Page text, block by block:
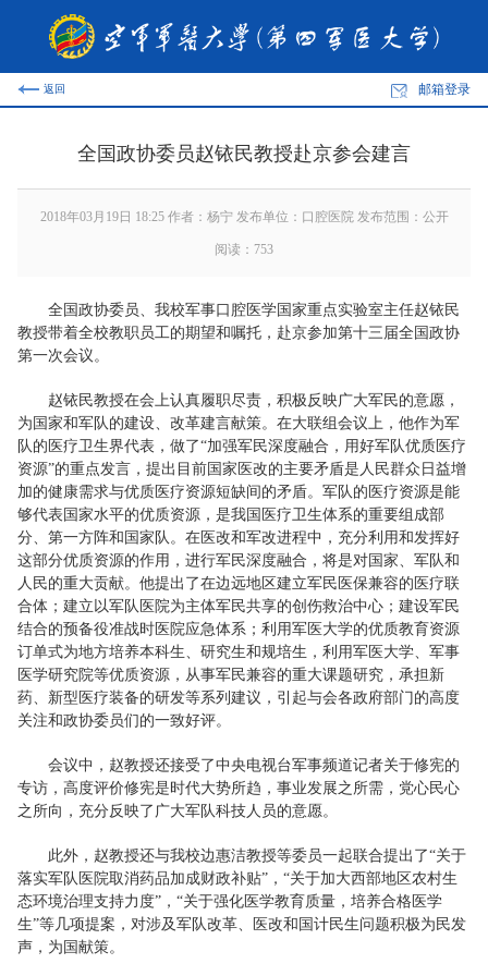
返回 邮箱登录
全国政协委员赵铱民教授赴京参会建言
2018年03月19日 18:25 作者：杨宁 发布单位：口腔医院 发布范围：公开
阅读： 753
全国政协委员、我校军事口腔医学国家重点实验室主任赵铱民
教授带着全校教职员工的期望和嘱托，赴京参加第十三届全国政协
第一次会议。
赵铱民教授在会上认真履职尽责，积极反映广大军民的意愿，
为国家和军队的建设、改革建言献策。在大联组会议上，他作为军
队的医疗卫生界代表，做了“加强军民深度融合，用好军队优质医疗
资源”的重点发言，提出目前国家医改的主要矛盾是人民群众日益增
加的健康需求与优质医疗资源短缺间的矛盾。军队的医疗资源是能
够代表国家水平的优质资源，是我国医疗卫生体系的重要组成部
分、第一方阵和国家队。在医改和军改进程中，充分利用和发挥好
这部分优质资源的作用，进行军民深度融合，将是对国家、军队和
人民的重大贡献。他提出了在边远地区建立军民医保兼容的医疗联
合体；建立以军队医院为主体军民共享的创伤救治中心；建设军民
结合的预备役准战时医院应急体系；利用军医大学的优质教育资源
订单式为地方培养本科生、研究生和规培生，利用军医大学、军事
医学研究院等优质资源，从事军民兼容的重大课题研究，承担新
药、新型医疗装备的研发等系列建议，引起与会各政府部门的高度
关注和政协委员们的一致好评。
会议中，赵教授还接受了中央电视台军事频道记者关于修宪的
专访，高度评价修宪是时代大势所趋，事业发展之所需，党心民心
之所向，充分反映了广大军队科技人员的意愿。
此外，赵教授还与我校边惠洁教授等委员一起联合提出了“关于
落实军队医院取消药品加成财政补贴”，“关于加大西部地区农村生
态环境治理支持力度”，“关于强化医学教育质量，培养合格医学
生”等几项提案，对涉及军队改革、医改和国计民生问题积极为民发
声，为国献策。